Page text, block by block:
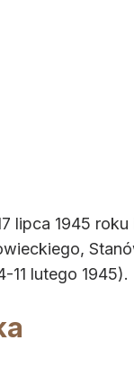
lipca 1945
11 lutego 1945).